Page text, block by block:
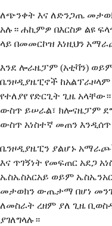
ለጭንቀት እና ለድንጋጤ
አሉ። ሐኪምዎ በእርስዎ ልዩ
ላይ በመመርኮዝ እነዚህን
እንደ ሎራዜፓም (አቲቫን)
ቤንዞዲያዜፒኖች ከአልፕራዞላም
የተለያየ የድርጊት ጊዜ
ውስጥ ይሠራል፣ ክሎናዜፓም
ውስጥ አነስተኛ መጠን
ቤንዞዲያዜፒን ያልሆኑ
እና ጥገኝነት የመፍጠር አደጋ
ኤስኤስአርአይ ወይም
መታወክን ውጤታማ በሆነ
ለመስራት ረዘም ያለ ጊዜ
ያገለግላሉ።